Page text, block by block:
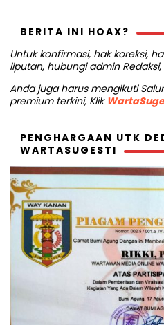
BERITA INI HOAX?
Untuk konfirmasi, hak koreksi,
liputan, hubungi admin Redaksi,
Anda juga harus mengikuti
premium terkini, Klik
PENGHARGAAN UTK
WARTASUGESTI